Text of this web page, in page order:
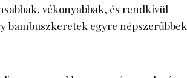
vékonyabbak, és rendkívül
bambuszkeretek egyre népszerűbbek